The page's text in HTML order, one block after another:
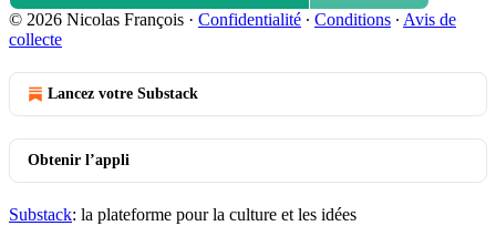
© 2026 Nicolas François · Confidentialité ∙ Conditions ∙ Avis de
collecte
Lancez votre Substack
Obtenir l’appli
Substack: la plateforme pour la culture et les idées